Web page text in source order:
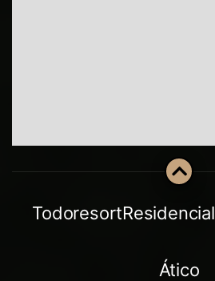
TodoresortResidencial
Ático